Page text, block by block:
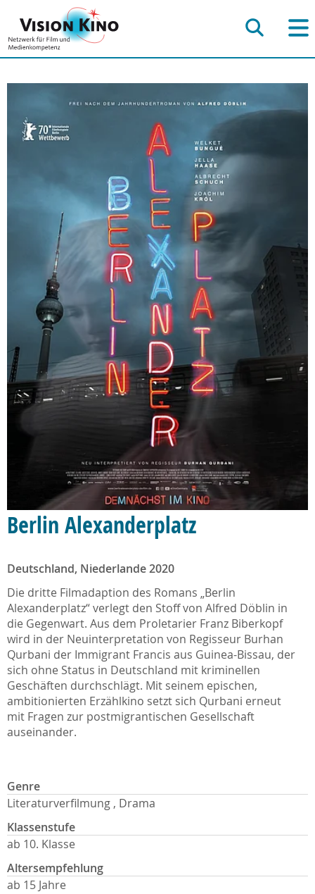
Berlin Alexanderplatz
Deutschland, Niederlande 2020
Die dritte Filmadaption des Romans „Berlin
Alexanderplatz“ verlegt den Stoff von Alfred Döblin in
die Gegenwart. Aus dem Proletarier Franz Biberkopf
wird in der Neuinterpretation von Regisseur Burhan
Qurbani der Immigrant Francis aus Guinea-Bissau, der
sich ohne Status in Deutschland mit kriminellen
Geschäften durchschlägt. Mit seinem epischen,
ambitionierten Erzählkino setzt sich Qurbani erneut
mit Fragen zur postmigrantischen Gesellschaft
auseinander.
Genre
Literaturverfilmung , Drama
Klassenstufe
ab 10. Klasse
Altersempfehlung
ab 15 Jahre